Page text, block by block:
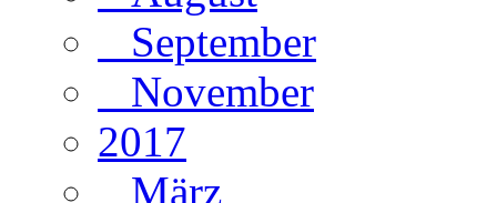
September
November
2017
März